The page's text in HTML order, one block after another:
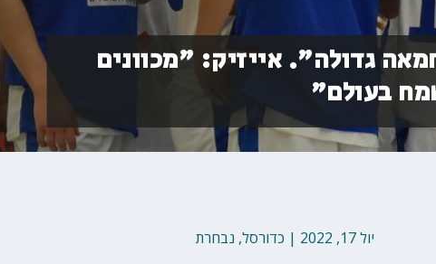
גדולה". אייזיק: "מכוונים
בעולם"
יול 17, 2022 | כדורסל, נבחרת